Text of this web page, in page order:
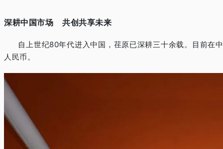
深耕中国市场 共创共享未来
自上世纪80年代进入中国，荏原已深耕三十余载。目前在
人民币。